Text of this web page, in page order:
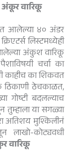
वारिकू
आलेल्या ४० अंडर
लिस्टमध्येही
अंकुश वारिकू
चर्चा का
काहीच का शिकवत
ठिकाणी ठेचकाळत,
गोष्टी बदलल्याच
तुम्हाला या सगळ्या
अतिशय मुश्किलीनं
लाखो-कोट्यवधी
वारिकू